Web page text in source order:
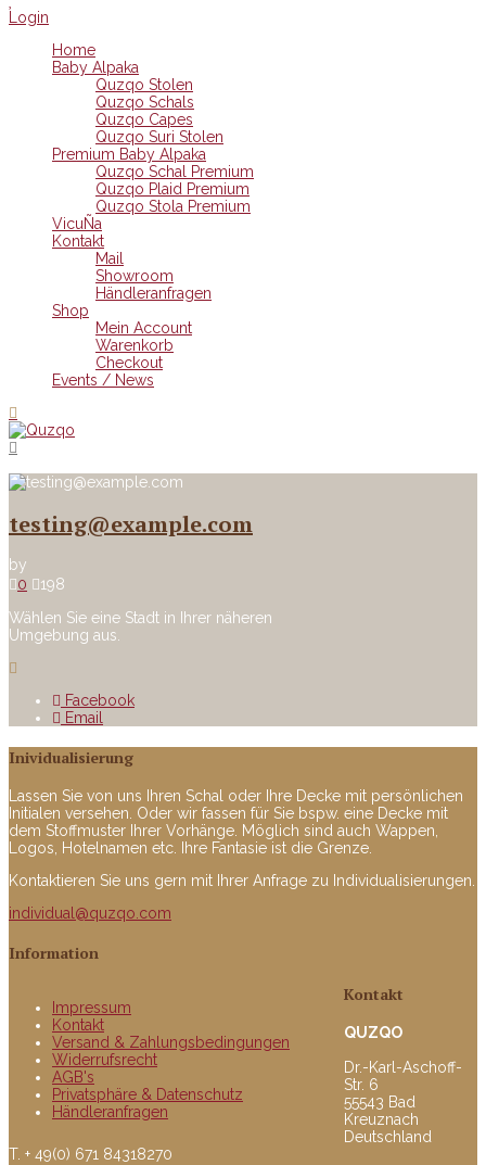
Login
Home
Baby Alpaka
Quzqo Stolen
Quzqo Schals
Quzqo Capes
Quzqo Suri Stolen
Premium Baby Alpaka
Quzqo Schal Premium
Quzqo Plaid Premium
Quzqo Stola Premium
VicuÑa
Kontakt
Mail
Showroom
Händleranfragen
Shop
Mein Account
Warenkorb
Checkout
Events / News
testing@example.com
by
0
198
Wählen Sie eine Stadt in Ihrer näheren
Umgebung aus.
Facebook
Email
Inividualisierung
Lassen Sie von uns Ihren Schal oder Ihre Decke mit persönlichen
Initialen versehen. Oder wir fassen für Sie bspw. eine Decke mit
dem Stoffmuster Ihrer Vorhänge. Möglich sind auch Wappen,
Logos, Hotelnamen etc. Ihre Fantasie ist die Grenze.
Kontaktieren Sie uns gern mit Ihrer Anfrage zu Individualisierungen.
individual@quzqo.com
Information
Impressum
Kontakt
Versand & Zahlungsbedingungen
Widerrufsrecht
AGB's
Privatsphäre & Datenschutz
Händleranfragen
Kontakt
QUZQO
Dr.-Karl-Aschoff-
Str. 6
55543 Bad
Kreuznach
Deutschland
T. + 49(0) 671 84318270